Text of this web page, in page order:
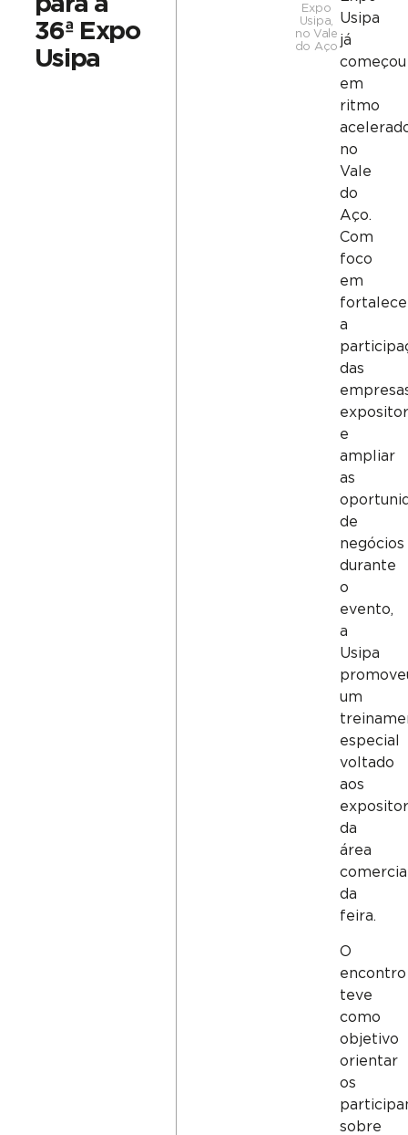
36ª Expo
Usipa
Expo
Usipa,
no Vale
do Aço
Usipa
já
começou
em
ritmo
no
Vale
do
Aço.
Com
foco
em
a
das
e
ampliar
as
de
negócios
durante
o
evento,
a
Usipa
um
especial
voltado
aos
da
área
da
feira.
O
encontro
teve
como
objetivo
orientar
os
sobre